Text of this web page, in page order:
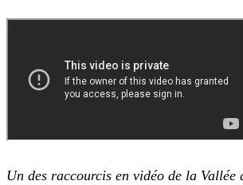
Un des raccourcis en vidéo de la Vallée